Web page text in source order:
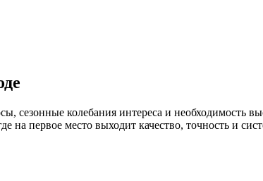
сезонные колебания интереса и необходимость
на первое место выходит качество, точность и